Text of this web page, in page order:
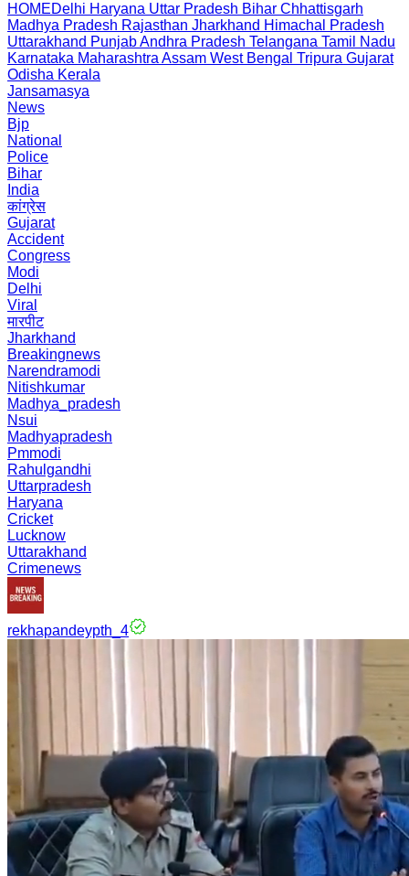
HOMEDelhi Haryana Uttar Pradesh Bihar Chhattisgarh
Madhya Pradesh Rajasthan Jharkhand Himachal Pradesh
Uttarakhand PunjabAndhra Pradesh Telangana Tamil Nadu
Karnataka Maharashtra Assam West Bengal Tripura Gujarat
Odisha Kerala
Jansamasya
News
Bjp
National
Police
Bihar
India
कांग्रेस
Gujarat
Accident
Congress
Modi
Delhi
Viral
मारपीट
Jharkhand
Breakingnews
Narendramodi
Nitishkumar
Madhya_pradesh
Nsui
Madhyapradesh
Pmmodi
Rahulgandhi
Uttarpradesh
Haryana
Cricket
Lucknow
Uttarakhand
Crimenews
rekhapandeypth_4